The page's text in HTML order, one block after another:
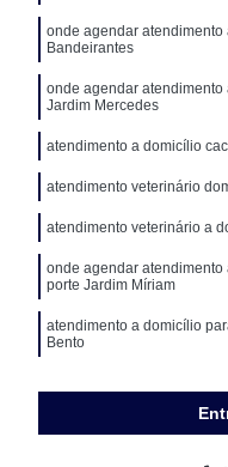
onde agendar
Bandeirantes
onde agendar
Jardim Mercedes
atendimento a domicílio
atendimento veterinário
atendimento veterinário a
onde agendar
porte Jardim Míriam
atendimento a domicílio
Bento